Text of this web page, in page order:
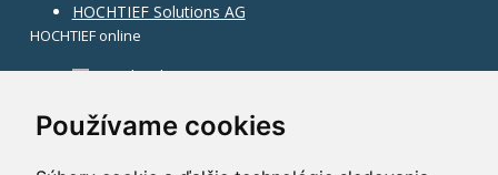
Používame cookies
HOCHTIEF Solutions AG
HOCHTIEF online
Facebook